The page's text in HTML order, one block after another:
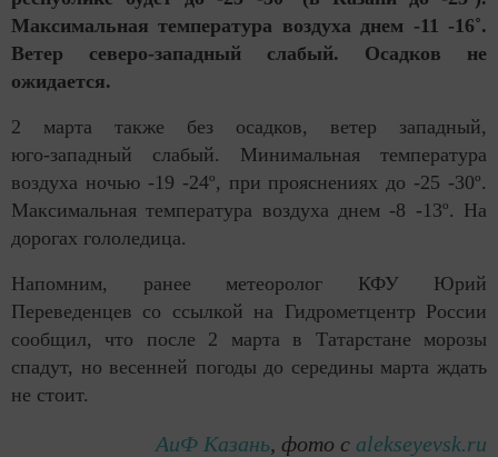
Максимальная температура воздуха днем -11 -16˚.
Ветер северо-западный слабый. Осадков не
ожидается.
2 марта также без осадков, ветер западный,
юго-западный слабый. Минимальная температура
воздуха ночью -19 -24º, при прояснениях до -25 -30º.
Максимальная температура воздуха днем -8 -13º. На
дорогах гололедица.
Напомним, ранее метеоролог КФУ Юрий
Переведенцев со ссылкой на Гидрометцентр России
сообщил, что после 2 марта в Татарстане морозы
спадут, но весенней погоды до середины марта ждать
не стоит.
АиФ Казань, фото с alekseyevsk.ru